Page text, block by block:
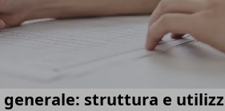
generale: struttura e